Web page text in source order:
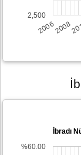
20062008
2,500
İbradı
%60.00